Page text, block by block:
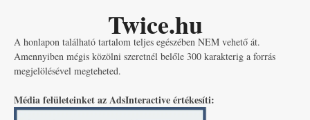
Twice.hu
A honlapon található tartalom teljes egészében NEM vehető át.
Amennyiben mégis közölni szeretnél belőle 300 karakterig a forrás
megjelölésével megteheted.
Média felületeinket az AdsInteractive értékesíti: